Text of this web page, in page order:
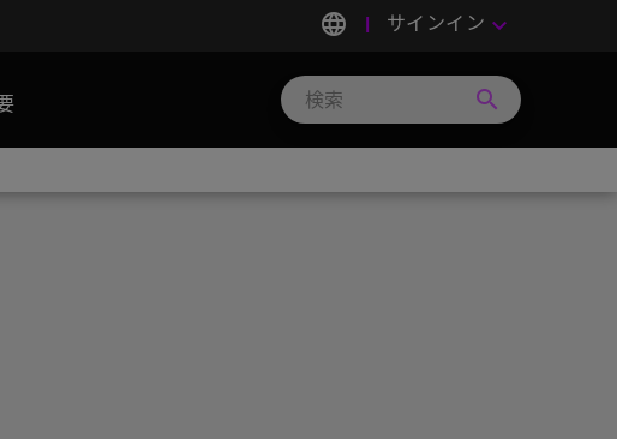
language サインイン keyboard_arrow_down
search